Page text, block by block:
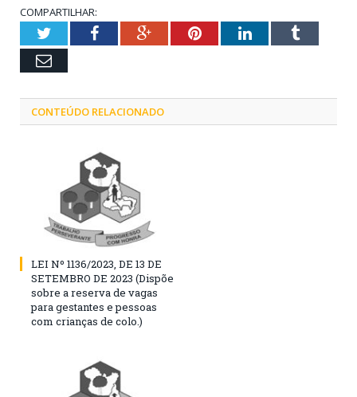
COMPARTILHAR:
TwitterFacebookGoogle+PinterestLinkedInTumblr
Email
CONTEÚDO RELACIONADO
LEI Nº 1136/2023, DE 13 DE
SETEMBRO DE 2023 (Dispõe
sobre a reserva de vagas
para gestantes e pessoas
com crianças de colo.)